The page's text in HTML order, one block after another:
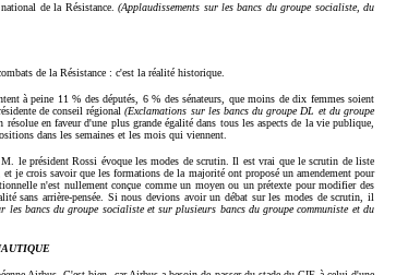
de la Résistance.(Applaudissements sur les bancs du groupe socialiste, du
de la Résistance : c'est la réalité historique.
à peine 11 % des députés, 6 % des sénateurs, que moins de dix femmes soient
de conseil régional(Exclamations sur les bancs du groupe DL et du groupe
en faveur d'une plus grande égalité dans tous les aspects de la vie publique,
dans les semaines et les mois qui viennent.
le président Rossi évoque les modes de scrutin. Il est vrai que le scrutin de liste
je crois savoir que les formations de la majorité ont proposé un amendement pour
n'est nullement conçue comme un moyen ou un prétexte pour modifier des
sans arrière-pensée. Si nous devions avoir un débat sur les modes de scrutin, il
les bancs du groupe socialiste et sur plusieurs bancs du groupe communiste et du